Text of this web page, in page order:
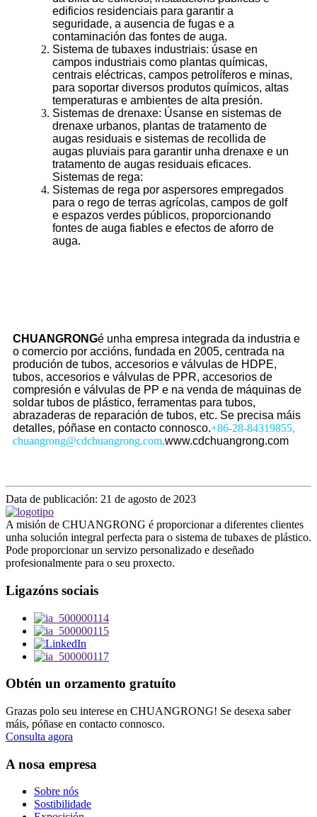
edificios residenciais para garantir a
seguridade, a ausencia de fugas e a
contaminación das fontes de auga.
Sistema de tubaxes industriais: úsase en
campos industriais como plantas químicas,
centrais eléctricas, campos petrolíferos e minas,
para soportar diversos produtos químicos, altas
temperaturas e ambientes de alta presión.
Sistemas de drenaxe: Úsanse en sistemas de
drenaxe urbanos, plantas de tratamento de
augas residuais e sistemas de recollida de
augas pluviais para garantir unha drenaxe e un
tratamento de augas residuais eficaces.
Sistemas de rega:
Sistemas de rega por aspersores empregados
para o rego de terras agrícolas, campos de golf
e espazos verdes públicos, proporcionando
fontes de auga fiables e efectos de aforro de
auga.
CHUANGRONGé unha empresa integrada da industria e
o comercio por accións, fundada en 2005, centrada na
produción de tubos, accesorios e válvulas de HDPE,
tubos, accesorios e válvulas de PPR, accesorios de
compresión e válvulas de PP e na venda de máquinas de
soldar tubos de plástico, ferramentas para tubos,
abrazaderas de reparación de tubos, etc. Se precisa máis
detalles, póñase en contacto connosco.+86-28-84319855,
chuangrong@cdchuangrong.com,www.cdchuangrong.com
Data de publicación: 21 de agosto de 2023
A misión de CHUANGRONG é proporcionar a diferentes clientes
unha solución integral perfecta para o sistema de tubaxes de plástico.
Pode proporcionar un servizo personalizado e deseñado
profesionalmente para o seu proxecto.
Ligazóns sociais
Obtén un orzamento gratuíto
Grazas polo seu interese en CHUANGRONG! Se desexa saber
máis, póñase en contacto connosco.
Consulta agora
A nosa empresa
Sobre nós
Sostibilidade